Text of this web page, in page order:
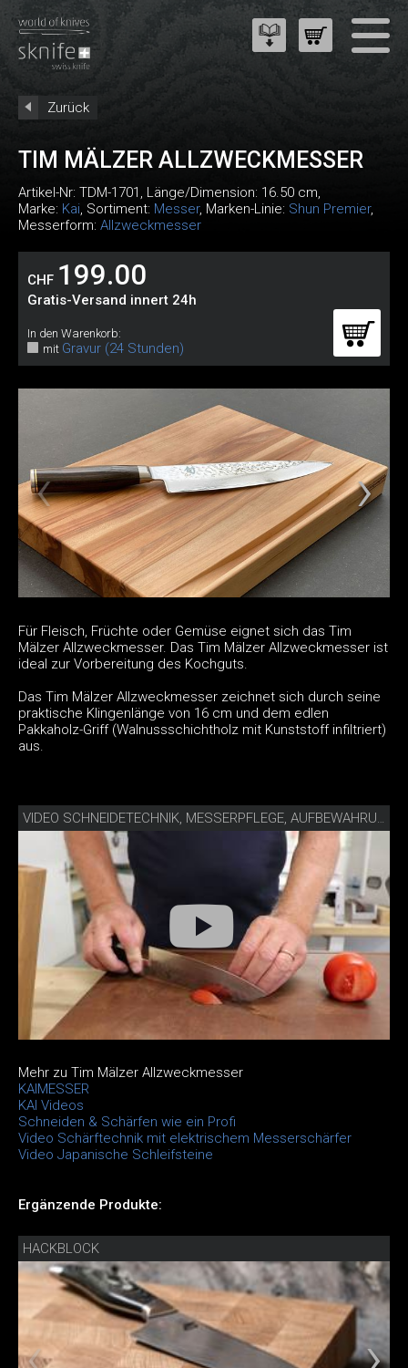
Zurück
TIM MÄLZER ALLZWECKMESSER
Artikel-Nr: TDM-1701 , Länge/Dimension: 16.50 cm,
Marke: Kai, Sortiment: Messer, Marken-Linie: Shun Premier,
Messerform: Allzweckmesser
CHF 199.00
Gratis-Versand innert 24h
In den Warenkorb:
mit Gravur (24 Stunden)
Für Fleisch, Früchte oder Gemüse eignet sich das Tim
Mälzer Allzweckmesser. Das Tim Mälzer Allzweckmesser ist
ideal zur Vorbereitung des Kochguts.
Das Tim Mälzer Allzweckmesser zeichnet sich durch seine
praktische Klingenlänge von 16 cm und dem edlen
Pakkaholz-Griff (Walnussschichtholz mit Kunststoff infiltriert)
aus.
Mehr zu Tim Mälzer Allzweckmesser
KAIMESSER
KAI Videos
Schneiden & Schärfen wie ein Profi
Video Schärftechnik mit elektrischem Messerschärfer
Video Japanische Schleifsteine
Ergänzende Produkte:
HACKBLOCK